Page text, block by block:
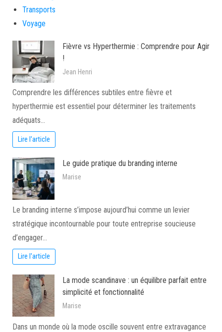
Transports
Voyage
Fièvre vs Hyperthermie : Comprendre pour Agir
!
Jean Henri
Comprendre les différences subtiles entre fièvre et
hyperthermie est essentiel pour déterminer les traitements
adéquats…
Lire l'article
Le guide pratique du branding interne
Marise
Le branding interne s’impose aujourd’hui comme un levier
stratégique incontournable pour toute entreprise soucieuse
d’engager…
Lire l'article
La mode scandinave : un équilibre parfait entre
simplicité et fonctionnalité
Marise
Dans un monde où la mode oscille souvent entre extravagance